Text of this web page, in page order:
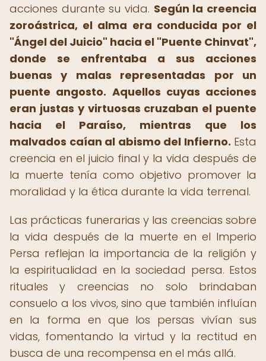
acciones durante su vida. Según la creencia
zoroástrica, el alma era conducida por el
"Ángel del Juicio" hacia el "Puente Chinvat",
donde se enfrentaba a sus acciones
buenas y malas representadas por un
puente angosto. Aquellos cuyas acciones
eran justas y virtuosas cruzaban el puente
hacia el Paraíso, mientras que los
malvados caían al abismo del Infierno. Esta
creencia en el juicio final y la vida después de
la muerte tenía como objetivo promover la
moralidad y la ética durante la vida terrenal.
Las prácticas funerarias y las creencias sobre
la vida después de la muerte en el Imperio
Persa reflejan la importancia de la religión y
la espiritualidad en la sociedad persa. Estos
rituales y creencias no solo brindaban
consuelo a los vivos, sino que también influían
en la forma en que los persas vivían sus
vidas, fomentando la virtud y la rectitud en
busca de una recompensa en el más allá.